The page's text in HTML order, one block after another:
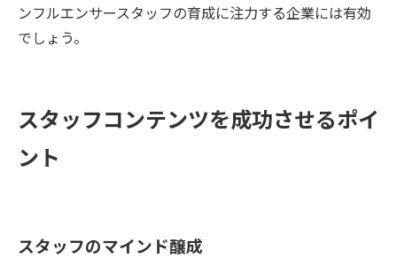
ンフルエンサースタッフの育成に注力する企業には有効
でしょう。
スタッフコンテンツを成功させるポイ
ント
スタッフのマインド醸成